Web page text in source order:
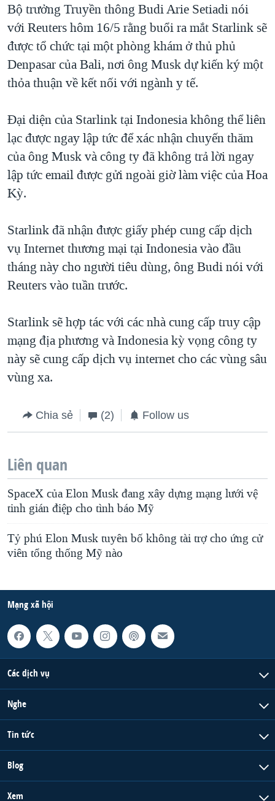
Bộ trưởng Truyền thông Budi Arie Setiadi nói
với Reuters hôm 16/5 rằng buổi ra mắt Starlink sẽ
được tổ chức tại một phòng khám ở thủ phủ
Denpasar của Bali, nơi ông Musk dự kiến ký một
thỏa thuận về kết nối với ngành y tế.
Đại diện của Starlink tại Indonesia không thể liên
lạc được ngay lập tức để xác nhận chuyến thăm
của ông Musk và công ty đã không trả lời ngay
lập tức email được gửi ngoài giờ làm việc của Hoa
Kỳ.
Starlink đã nhận được giấy phép cung cấp dịch
vụ Internet thương mại tại Indonesia vào đầu
tháng này cho người tiêu dùng, ông Budi nói với
Reuters vào tuần trước.
Starlink sẽ hợp tác với các nhà cung cấp truy cập
mạng địa phương và Indonesia kỳ vọng công ty
này sẽ cung cấp dịch vụ internet cho các vùng sâu
vùng xa.
Chia sẻ (2) Follow us
Liên quan
SpaceX của Elon Musk đang xây dựng mạng lưới vệ
tinh gián điệp cho tình báo Mỹ
Tỷ phú Elon Musk tuyên bố không tài trợ cho ứng cử
viên tổng thống Mỹ nào
Mạng xã hội
Các dịch vụ
Nghe
Tin tức
Blog
Xem